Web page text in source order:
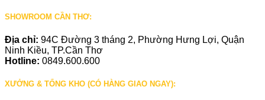
SHOWROOM CẦN THƠ:
Địa chỉ: 94C Đường 3 tháng 2, Phường Hưng Lợi, Quận
Ninh Kiều, TP.Cần Thơ
Hotline: 0849.600.600
XƯỞNG & TỔNG KHO (CÓ HÀNG GIAO NGAY):